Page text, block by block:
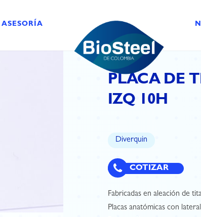
ASESORÍA
PLACA DE
IZQ 10H
Diverquin
COTIZAR
Fabricadas en aleación de
Placas anatómicas con